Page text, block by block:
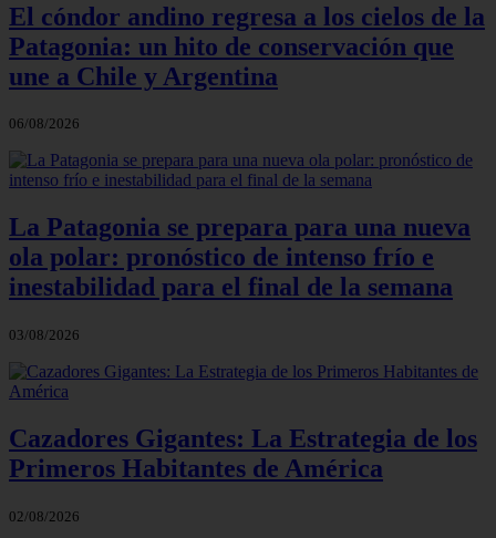
El cóndor andino regresa a los cielos de la
Patagonia: un hito de conservación que
une a Chile y Argentina
06/08/2026
La Patagonia se prepara para una nueva
ola polar: pronóstico de intenso frío e
inestabilidad para el final de la semana
03/08/2026
Cazadores Gigantes: La Estrategia de los
Primeros Habitantes de América
02/08/2026